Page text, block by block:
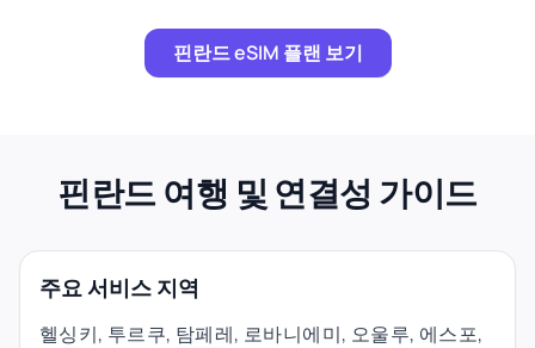
핀란드 eSIM 플랜 보기
핀란드 여행 및 연결성 가이드
주요 서비스 지역
헬싱키, 투르쿠, 탐페레, 로바니에미, 오울루, 에스포,